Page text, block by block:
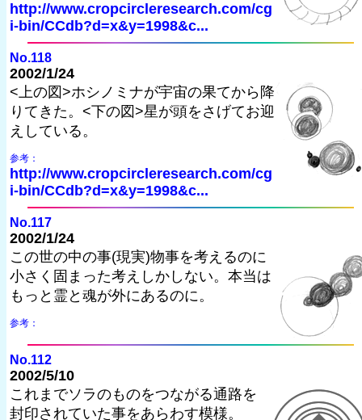
http://www.cropcircleresearch.com/cg
i-bin/CCdb?d=x&y=1998&c...
No.118
2002/1/24
<上の図>ホシノミナが宇宙の果てから降
りてきた。<下の図>星が頭をさげてお迎
えしている。
参考：
http://www.cropcircleresearch.com/cg
i-bin/CCdb?d=x&y=1998&c...
No.117
2002/1/24
この世の中の事(現実)物事を考えるのに
小さく固まった考えしかしない。本当は
もっと霊と魂が外にあるのに。
参考：
No.112
2002/5/10
これまでソラのものをつながる通路を
封印されていた事をあらわす模様。